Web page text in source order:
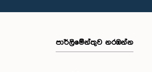
පාර්ලි‌මේන්තුව නරඹන්න